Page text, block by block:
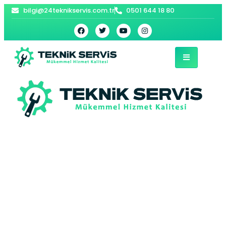
bilgi@24teknikservis.com.tr 0501 644 18 80